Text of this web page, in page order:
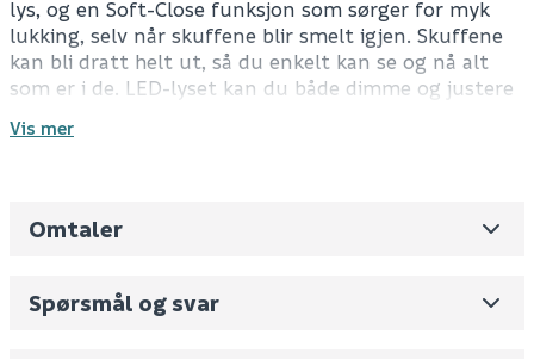
lys, og en Soft-Close funksjon som sørger for myk
lukking, selv når skuffene blir smelt igjen. Skuffene
kan bli dratt helt ut, så du enkelt kan se og nå alt
som er i de. LED-lyset kan du både dimme og justere
som skillevegger og oppbevaringsbokser til tilbehør.
Vis mer
Omtaler
Spørsmål og svar
Leverandørens varenummer C042B0FP